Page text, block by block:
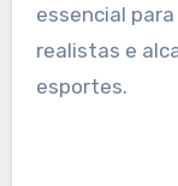
essencial
realistas e
esportes.